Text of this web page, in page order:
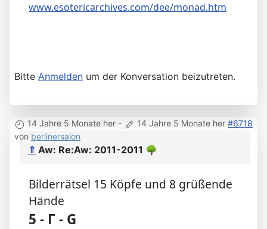
www.esotericarchives.com/dee/monad.htm
Bitte Anmelden um der Konversation beizutreten.
14 Jahre 5 Monate her - 14 Jahre 5 Monate her #6718
von berlinersalon
⇑ Aw: Re:Aw: 2011-2011 🌳
Bilderrätsel 15 Köpfe und 8 grüßende
Hände
5 - Г - G